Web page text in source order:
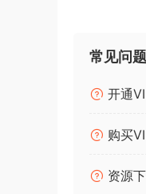
常见问题
开通
购买
资源